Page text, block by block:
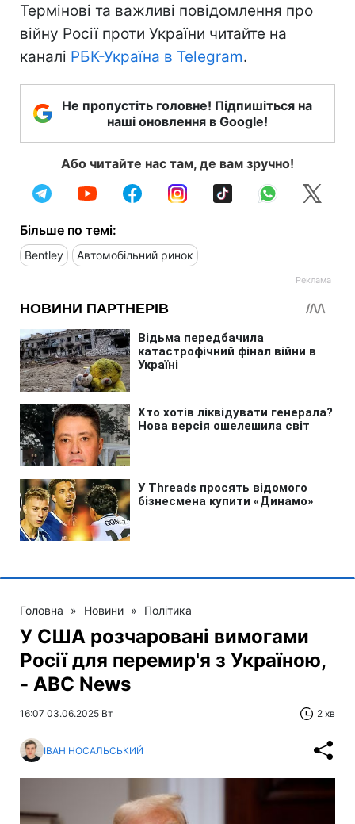
Термінові та важливі повідомлення про
війну Росії проти України читайте на
каналі РБК-Україна в Telegram.
Не пропустіть головне! Підпишіться на
наші оновлення в Google!
Або читайте нас там, де вам зручно!
Більше по темі:
Bentley Автомобільний ринок
Головна » Новини » Політика
У США розчаровані вимогами
Росії для перемир'я з Україною,
- ABC News
16:07 03.06.2025 Вт 2 хв
ІВАН НОСАЛЬСЬКИЙ